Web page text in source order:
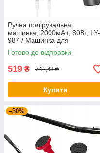
Ручна полірувальна
машинка, 2000мАч, 80Вт, LY-
987 / Машинка для
полірування авто / Міні
машинка полірувальна
Готово до відправки
519 ₴ 741,43 ₴
Купити
–30%